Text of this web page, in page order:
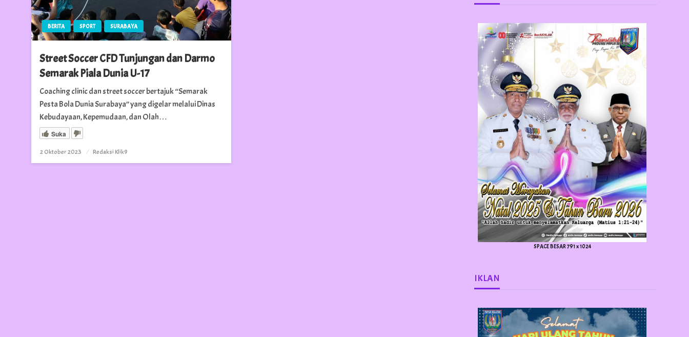
BERITA SPORT SURABAYA
Street Soccer CFD Tunjungan dan Darmo
Semarak Piala Dunia U-17
Coaching clinic dan street soccer bertajuk “Semarak
Pesta Bola Dunia Surabaya” yang digelar melalui Dinas
Kebudayaan, Kepemudaan, dan Olah…
Suka
Posted
2 Oktober 2023 Redaksi Klik9
SPACE BESAR 791 x 1024
IKLAN